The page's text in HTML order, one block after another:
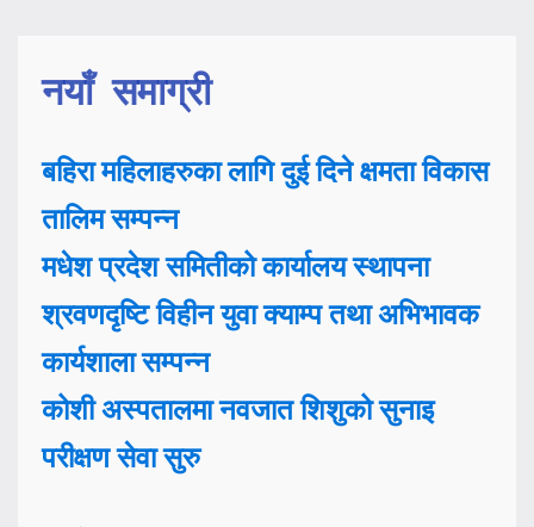
नयाँ समाग्री
बहिरा महिलाहरुका लागि दुई दिने क्षमता विकास
तालिम सम्पन्न
मधेश प्रदेश समितीको कार्यालय स्थापना
श्रवणदृष्टि विहीन युवा क्याम्प तथा अभिभावक
कार्यशाला सम्पन्न
कोशी अस्पतालमा नवजात शिशुको सुनाइ
परीक्षण सेवा सुरु